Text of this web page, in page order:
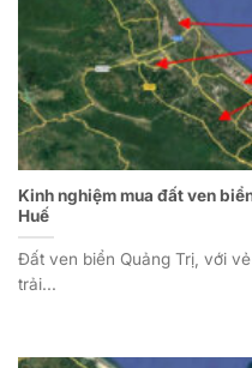
Kinh nghiệm mua đất ven
Huế
Đất ven biển Quảng Trị, với
trải...